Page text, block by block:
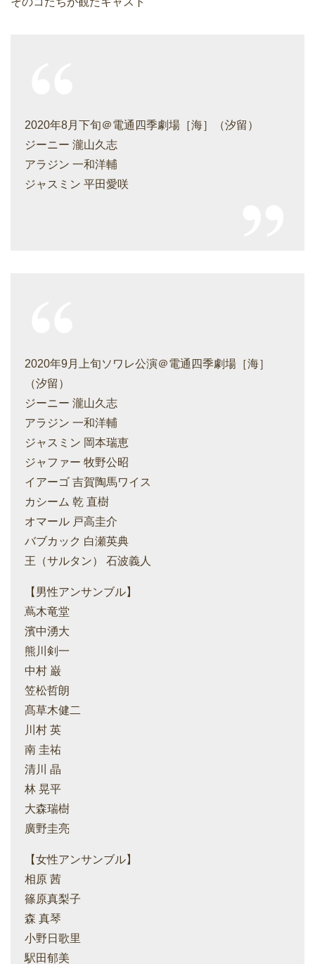
2020年8月下旬＠電通四季劇場［海］（汐留）
ジーニー 瀧山久志
アラジン 一和洋輔
ジャスミン 平田愛咲
2020年9月上旬ソワレ公演＠電通四季劇場［海］
（汐留）
ジーニー 瀧山久志
アラジン 一和洋輔
ジャスミン 岡本瑞恵
ジャファー 牧野公昭
イアーゴ 吉賀陶馬ワイス
カシーム 乾 直樹
オマール 戸高圭介
バブカック 白瀬英典
王（サルタン） 石波義人
【男性アンサンブル】
蔦木竜堂
濱中湧大
熊川剣一
中村 巌
笠松哲朗
髙草木健二
川村 英
南 圭祐
清川 晶
林 晃平
大森瑞樹
廣野圭亮
【女性アンサンブル】
相原 茜
篠原真梨子
森 真琴
小野日歌里
駅田郁美